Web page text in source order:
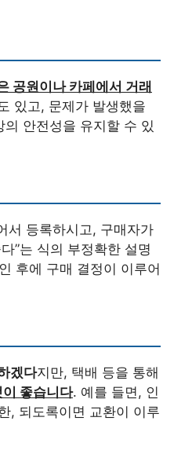
공원이나 카페에서 거래
있고, 문제가 발생했을
안전성을 유지할 수 있
서 등록하시고, 구매자가
”는 식의 부정확한 설명
후에 구매 결정이 이루어
겠다지만, 택배 등을 통해
좋습니다. 예를 들면, 인
, 되도록이면 교환이 이루